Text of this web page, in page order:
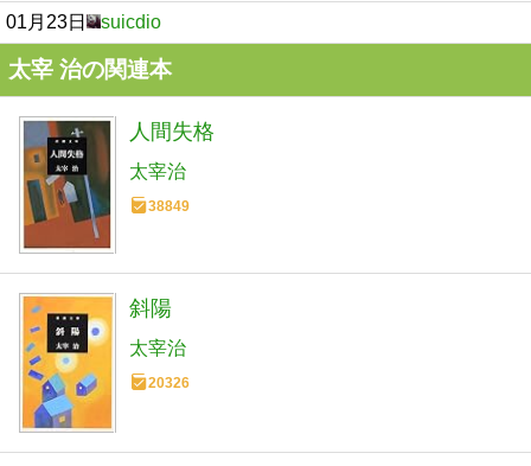
01月23日 suicdio
太宰 治の関連本
人間失格
太宰治
38849
斜陽
太宰治
20326